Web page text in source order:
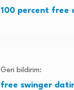
100 percent free
Geri bildirim:
free swinger